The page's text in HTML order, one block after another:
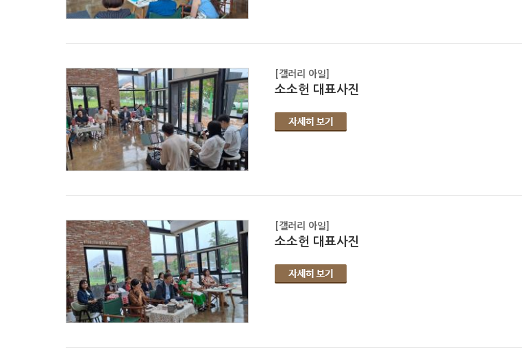
[갤러리 아일]
소소헌 대표사진
[갤러리 아일]
소소헌 대표사진